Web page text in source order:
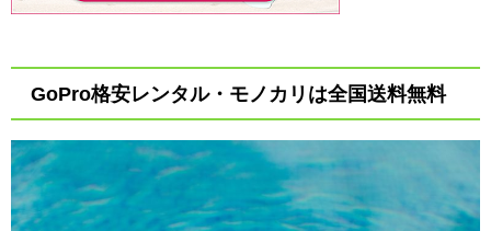
GoPro格安レンタル・モノカリは全国送料無料